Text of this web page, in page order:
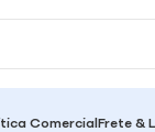
ComercialFrete &